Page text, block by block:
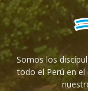
Somos los
todo el Perú en el